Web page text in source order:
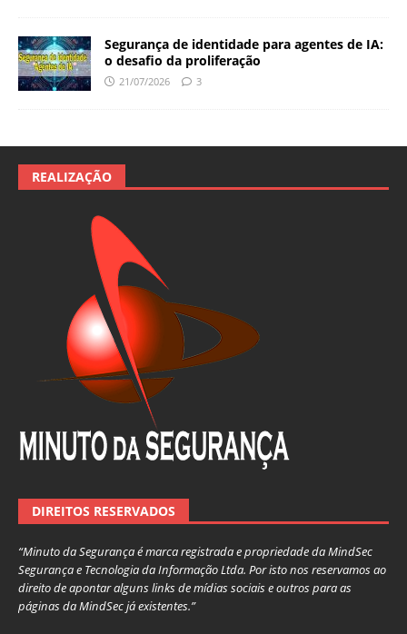
Segurança de identidade para agentes de IA:
o desafio da proliferação
21/07/2026 3
REALIZAÇÃO
DIREITOS RESERVADOS
“Minuto da Segurança é marca registrada e propriedade da MindSec
Segurança e Tecnologia da Informação Ltda. Por isto nos reservamos ao
direito de apontar alguns links de mídias sociais e outros para as
páginas da MindSec já existentes.”